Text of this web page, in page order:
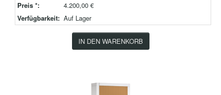
Preis *:
4.200,00 €
Verfügbarkeit: Auf Lager
IN DEN WARENKORB